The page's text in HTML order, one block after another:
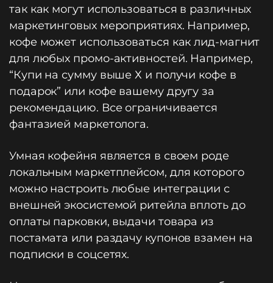
так как могут использоваться в различных
маркетинговых мероприятиях. Например,
кофе может использоваться как лид-магнит
для любых промо-активностей. Например,
“Купи на сумму выше Х и получи кофе в
подарок” или кофе вашему другу за
рекомендацию. Все ограничивается
фантазией маркетолога.
Умная кофейня является в своем роде
локальным маркетплейсом, для которого
можно настроить любые интеграции с
внешней экосистемой ритейла вплоть до
оплаты парковки, выдачи товара из
постамата или раздачу купонов взамен на
подписки в соцсетях.